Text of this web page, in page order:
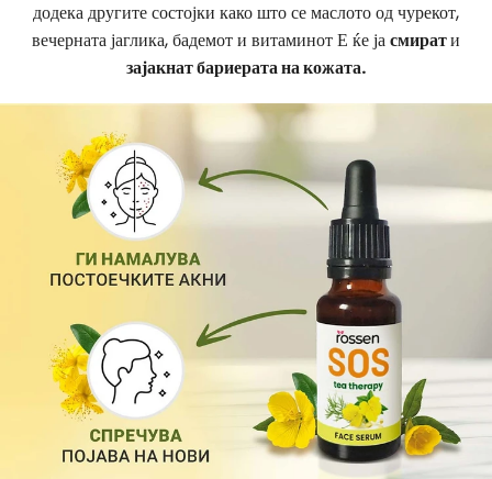
додека другите состојки како што се маслото од чурекот,
вечерната јаглика, бадемот и витаминот Е ќе јасмирати
зајакнат бариерата на кожата.